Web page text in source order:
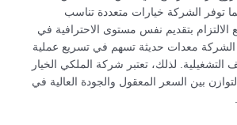
توفر الشركة خيارات متعددة تناسب
الالتزام بتقديم نفس مستوى الاحترافية في
الشركة معدات حديثة تسهم في تسريع عملية
التشغيلية. لذلك، تعتبر شركة الملكي الخيار
بين السعر المعقول والجودة العالية في